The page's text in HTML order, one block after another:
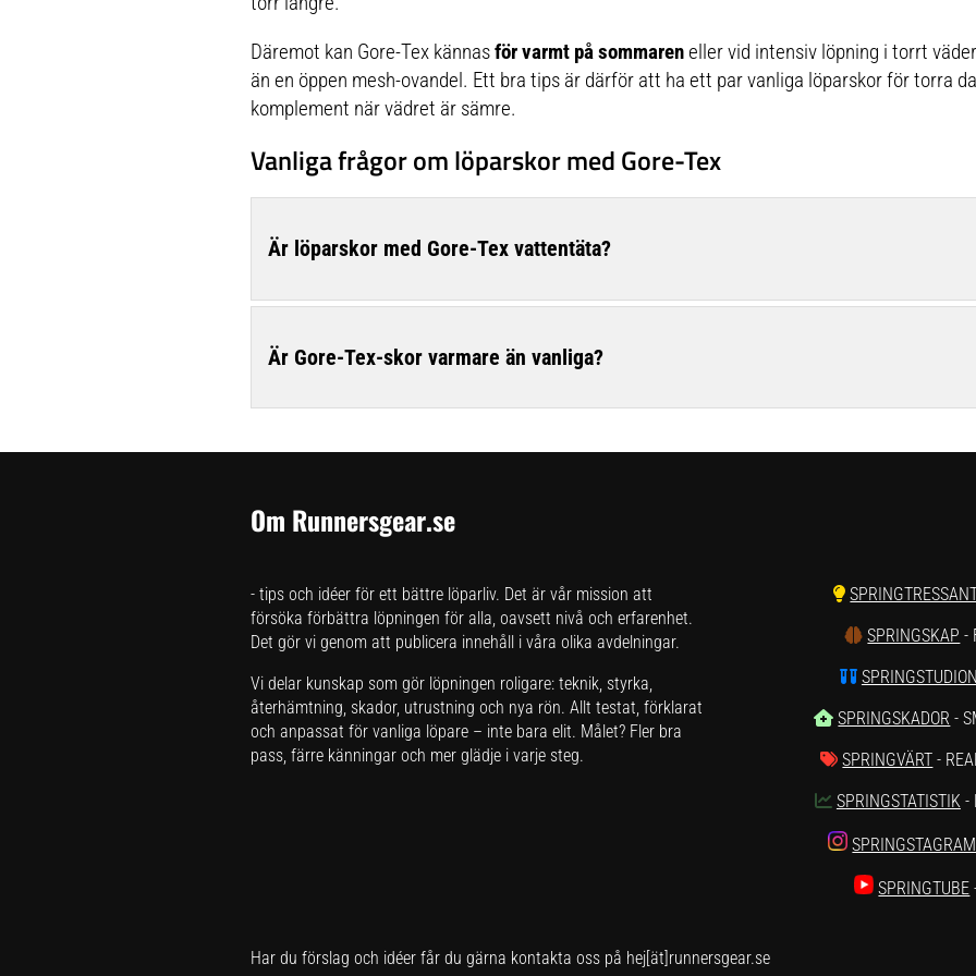
sulmönstret greppar säkert på
när temperaturen kryper under
nollan. En perfekt sko för
hikingturer där du inte vet om det
är lera, blöta stenar eller våt
mossa som väntar bakom nästa
krök.
Däremot kan Gore-Tex kännasför varmt på sommareneller vid intensiv löpning i torrt
än en öppen mesh-ovandel. Ett bra tips är därför att ha ett par vanliga löparskor för torra
komplement när vädret är sämre.
Vanliga frågor om löparskor med Gore-Tex
Är löparskor med Gore-Tex vattentäta?
Är Gore-Tex-skor varmare än vanliga?
Om Runnersgear.se
- tips och idéer för ett bättre löparliv. Det är vår mission att
försöka förbättra löpningen för alla, oavsett nivå och erfarenhet.
Det gör vi genom att publicera innehåll i våra olika avdelningar.
Vi delar kunskap som gör löpningen roligare: teknik, styrka,
återhämtning, skador, utrustning och nya rön. Allt testat, förklarat
och anpassat för vanliga löpare – inte bara elit. Målet? Fler bra
pass, färre känningar och mer glädje i varje steg.
SPRINGSKAP -
SPRINGSTUDION
SPRINGSKADOR -
SPRINGVÄRT -
SPRINGSTATISTIK-
SPRINGSTAGRAM
SPRINGTUBE
Har du förslag och idéer får du gärna kontakta oss på hej[ät]runnersgear.se